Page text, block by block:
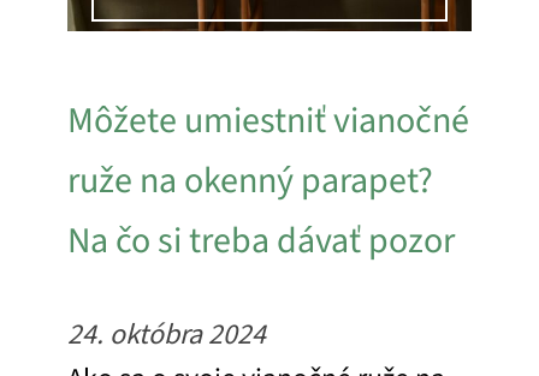
Môžete umiestniť vianočné
ruže na okenný parapet?
Na čo si treba dávať pozor
24. októbra 2024